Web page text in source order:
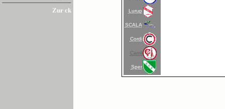
Zur ck Lurup
SCALA
Cordi
Camli
Sper